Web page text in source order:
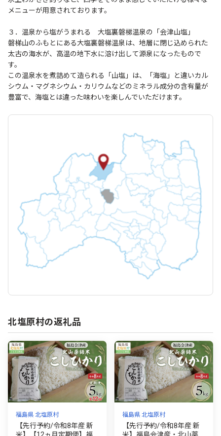
メニューが用意されております。
３．温泉から塩がうまれる 大塩裏磐梯温泉の「会津山塩」
磐梯山のふもとにある大塩裏磐梯温泉は、地層に閉じ込められた
太古の海水が、高温の地下水に溶け出して源泉になったもので
す。
この温泉水を煮詰めて造られる「山塩」は、「海塩」と違いカル
シウム・マグネシウム・カリウムなどのミネラル成分の含有量が
豊富で、海塩とは違った味わいを楽しんでいただけます。
北塩原村の返礼品
福島県 北塩原村
【先行予約/令和8年産 新
福島県 北塩原村
【先行予約/令和8年産 新